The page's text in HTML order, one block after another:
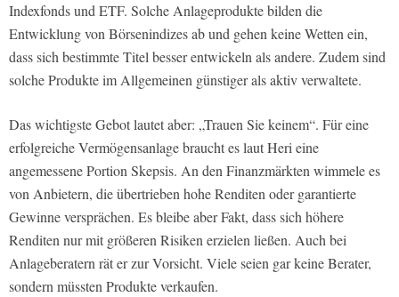
Indexfonds und ETF. Solche Anlageprodukte bilden die
Entwicklung von Börsenindizes ab und gehen keine Wetten ein,
dass sich bestimmte Titel besser entwickeln als andere. Zudem sind
solche Produkte im Allgemeinen günstiger als aktiv verwaltete.
Das wichtigste Gebot lautet aber: „Trauen Sie keinem“. Für eine
erfolgreiche Vermögensanlage braucht es laut Heri eine
angemessene Portion Skepsis. An den Finanzmärkten wimmele es
von Anbietern, die übertrieben hohe Renditen oder garantierte
Gewinne versprächen. Es bleibe aber Fakt, dass sich höhere
Renditen nur mit größeren Risiken erzielen ließen. Auch bei
Anlageberatern rät er zur Vorsicht. Viele seien gar keine Berater,
sondern müssten Produkte verkaufen.